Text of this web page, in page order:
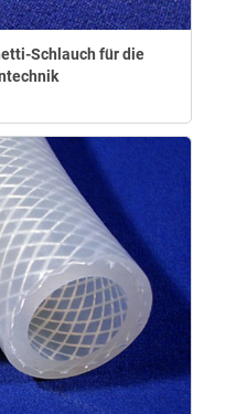
Schlauch für die